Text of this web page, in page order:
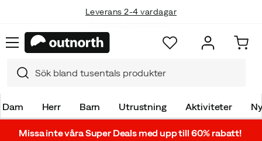
Fri frakt över 699 kr
Dam Herr Barn Utrustning Aktiviteter
Missa inte våra Super Deals med upp till 60% rabatt!